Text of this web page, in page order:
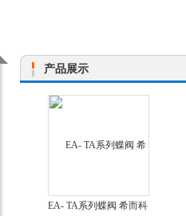
产品展示
EA- TA系列蝶阀 希而科